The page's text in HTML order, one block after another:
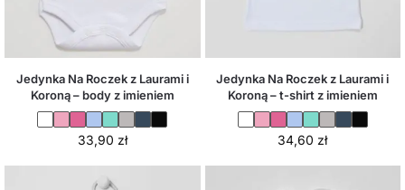
Jedynka Na Roczek z Laurami i
Koroną – body z imieniem
33,90 zł
Jedynka Na Roczek z Laurami i
Koroną – t-shirt z imieniem
34,60 zł